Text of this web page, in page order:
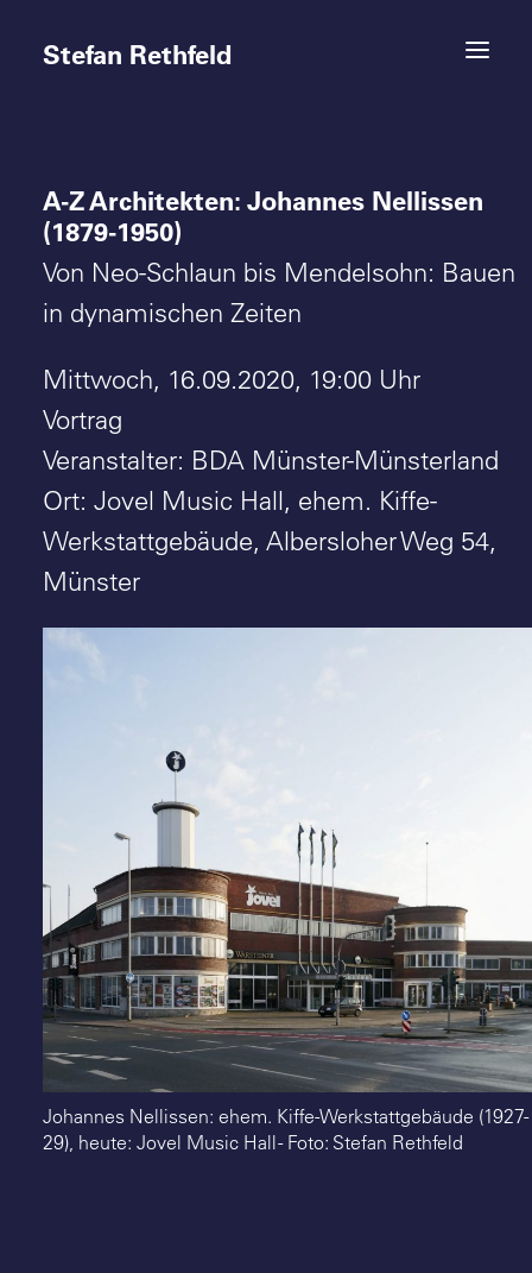
Stefan Rethfeld
Termine
Projekte
Kontakt
Suche
A-Z Architekten: Johannes Nellissen
(1879-1950)
Von Neo-Schlaun bis Mendelsohn: Bauen
in dynamischen Zeiten
Mittwoch, 16.09.2020, 19:00 Uhr
Vortrag
Veranstalter: BDA Münster-Münsterland
Ort: Jovel Music Hall, ehem. Kiffe-
Werkstattgebäude, Albersloher Weg 54,
Münster
Johannes Nellissen: ehem. Kiffe-Werkstattgebäude (1927-
29), heute: Jovel Music Hall - Foto: Stefan Rethfeld